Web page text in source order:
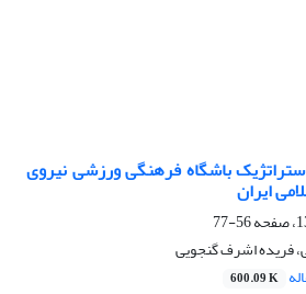
باشگاه فرهنگی ورزشی نیروی
ایران
56-77
فریده اشرف گنجویی
600.09 K